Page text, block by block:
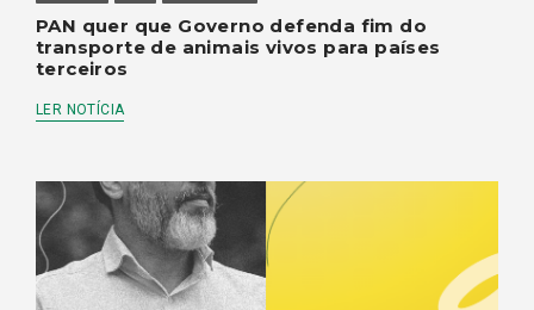
PAN quer que Governo defenda fim do
transporte de animais vivos para países
terceiros
LER NOTÍCIA